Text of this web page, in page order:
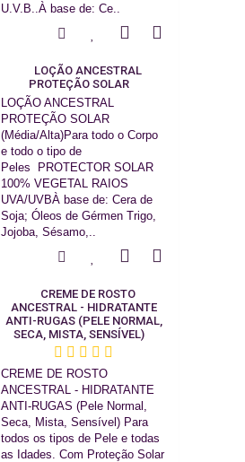
U.V.B..À base de: Ce..
LOÇÃO ANCESTRAL
PROTEÇÃO SOLAR
LOÇÃO ANCESTRAL
PROTEÇÃO SOLAR
(Média/Alta)Para todo o Corpo
e todo o tipo de
Peles PROTECTOR SOLAR
100% VEGETAL RAIOS
UVA/UVBÀ base de: Cera de
Soja; Óleos de Gérmen Trigo,
Jojoba, Sésamo,..
CREME DE ROSTO
ANCESTRAL - HIDRATANTE
ANTI-RUGAS (PELE NORMAL,
SECA, MISTA, SENSÍVEL)
CREME DE ROSTO
ANCESTRAL - HIDRATANTE
ANTI-RUGAS (Pele Normal,
Seca, Mista, Sensível) Para
todos os tipos de Pele e todas
as Idades. Com Proteção Solar